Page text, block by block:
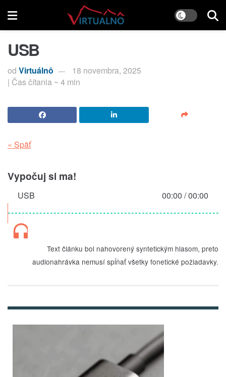
USB
od Virtuálnô
18 novembra, 2025
| Čas čítania ~ 4 min
« Späť
Vypočuj si ma!
USB 00:00 /00:00
Text článku bol nahovorený syntetickým hlasom, preto
audionahrávka nemusí spĺňať všetky fonetické požiadavky.